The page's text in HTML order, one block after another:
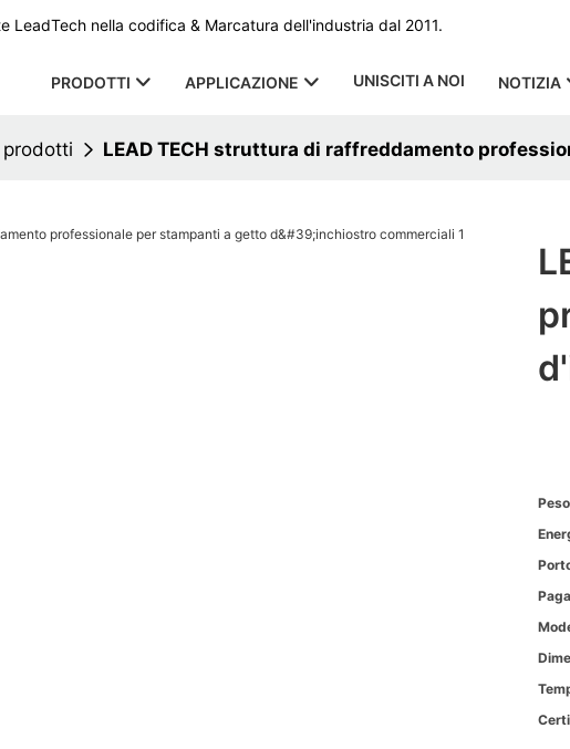
LeadTech nella codifica & Marcatura dell'industria dal 2011.
PRODOTTI APPLICAZIONE UNISCITI A NOI NOTIZIA
LEAD TECH struttura di raffreddamento